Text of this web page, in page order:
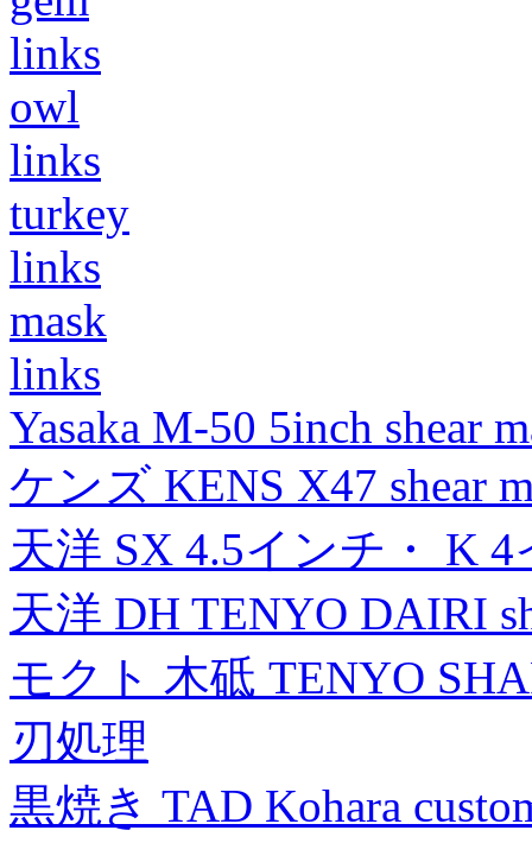
links
owl
links
turkey
links
mask
links
Yasaka M-50 5inch shear
ケンズ KENS X47 shear
天洋 SX 4.5インチ・ K
天洋 DH TENYO DAIRI
モクト 木砥 TENYO
刃処理
黒焼き TAD Kohara